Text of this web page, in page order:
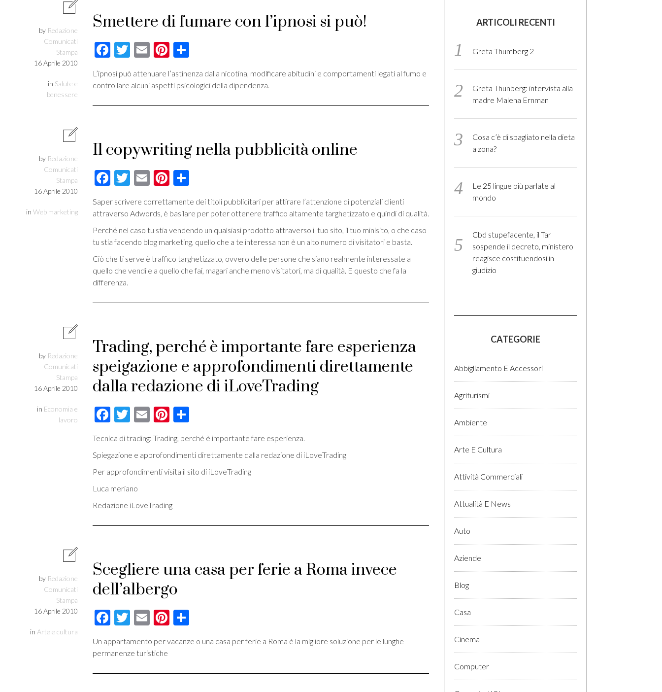
by Redazione
Comunicati
Stampa
16 Aprile 2010
in Salute e
benessere
Smettere di fumare con l’ipnosi si può!
Facebook
Twitter
EmailPinterest
Condividi
L’ipnosi può attenuare l’astinenza dalla nicotina, modificare abitudini e comportamenti legati al fumo e
controllare alcuni aspetti psicologici della dipendenza.
by Redazione
Comunicati
Stampa
16 Aprile 2010
in Web marketing
Il copywriting nella pubblicità online
Facebook
Twitter
EmailPinterest
Condividi
Saper scrivere correttamente dei titoli pubblicitari per attirare l’attenzione di potenziali clienti
attraverso Adwords, è basilare per poter ottenere traffico altamente targhetizzato e quindi di qualità.
Perché nel caso tu stia vendendo un qualsiasi prodotto attraverso il tuo sito, il tuo minisito, o che caso
tu stia facendo blog marketing, quello che a te interessa non è un alto numero di visitatori e basta.
Ciò che ti serve è traffico targhetizzato, ovvero delle persone che siano realmente interessate a
quello che vendi e a quello che fai, magari anche meno visitatori, ma di qualità. E questo che fa la
differenza.
by Redazione
Comunicati
Stampa
16 Aprile 2010
in Economia e
lavoro
Trading, perché è importante fare esperienza
speigazione e approfondimenti direttamente
dalla redazione di iLoveTrading
Facebook
Twitter
EmailPinterest
Condividi
Tecnica di trading: Trading, perché è importante fare esperienza.
Spiegazione e approfondimenti direttamente dalla redazione di iLoveTrading
Per approfondimenti visita il sito di iLoveTrading
Luca meriano
Redazione iLoveTrading
by Redazione
Comunicati
Stampa
16 Aprile 2010
in Arte e cultura
Scegliere una casa per ferie a Roma invece
dell’albergo
Facebook
Twitter
EmailPinterest
Condividi
Un appartamento per vacanze o una casa per ferie a Roma è la migliore soluzione per le lunghe
permanenze turistiche
ARTICOLI RECENTI
Greta Thumberg 2
Greta Thunberg: intervista alla
madre Malena Ernman
Cosa c’è di sbagliato nella dieta
a zona?
Le 25 lingue più parlate al
mondo
Cbd stupefacente, il Tar
sospende il decreto, ministero
reagisce costituendosi in
giudizio
CATEGORIE
Abbigliamento E Accessori
Agriturismi
Ambiente
Arte E Cultura
Attività Commerciali
Attualità E News
Auto
Aziende
Blog
Casa
Cinema
Computer